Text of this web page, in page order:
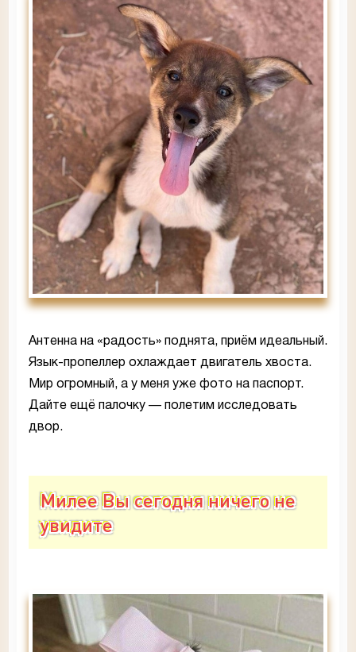
Антенна на «радость» поднята, приём идеальный.
Язык-пропеллер охлаждает двигатель хвоста.
Мир огромный, а у меня уже фото на паспорт.
Дайте ещё палочку — полетим исследовать
двор.
Милее Вы сегодня ничего не
увидите